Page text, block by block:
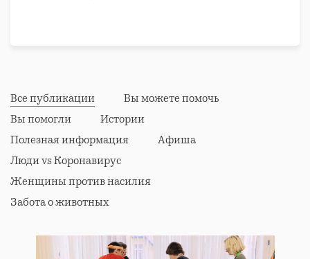
Все публикации
Вы можете помочь
Вы помогли
Истории
Полезная информация
Афиша
Люди vs Коронавирус
Женщины против насилия
Забота о животных